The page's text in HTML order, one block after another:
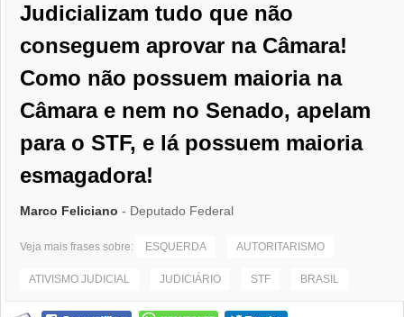
Judicializam tudo que não
conseguem aprovar na Câmara!
Como não possuem maioria na
Câmara e nem no Senado, apelam
para o STF, e lá possuem maioria
esmagadora!
Marco Feliciano - Deputado Federal
Veja mais frases sobre: ESQUERDA AUTORITARISMO
ATIVISMO JUDICIAL JUDICIÁRIO STF BRASIL